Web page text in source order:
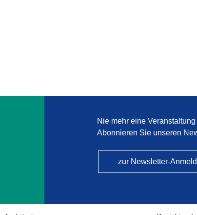
Nie mehr eine
Abonnieren Sie unseren
zur Newsletter-